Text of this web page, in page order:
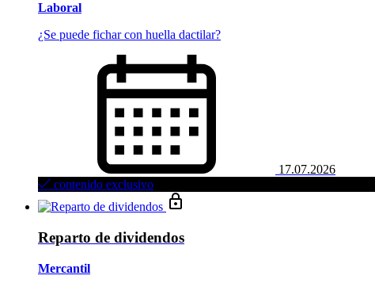
Laboral
¿Se puede fichar con huella dactilar?
17.07.2026
contenido exclusivo
Reparto de dividendos
Mercantil